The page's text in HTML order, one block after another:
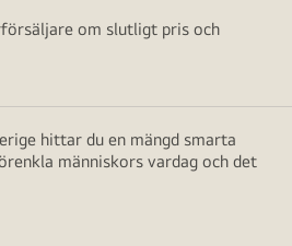
om slutligt pris och
hittar du en mängd smarta
människors vardag och det